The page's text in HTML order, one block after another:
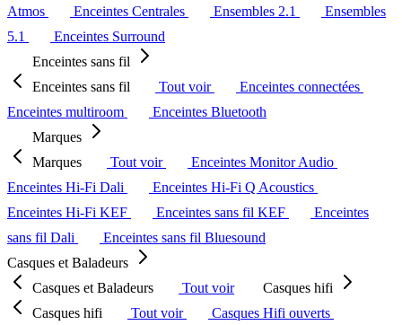
Atmos
Enceintes Centrales Ensembles 2.1
Ensembles
5.1
Enceintes Surround
Enceintes sans fil
Enceintes sans fil
Tout voir
Enceintes connectées
Enceintes multiroom
Enceintes Bluetooth
Marques
Marques
Tout voir
Enceintes Monitor Audio
Enceintes Hi-Fi Dali
Enceintes Hi-Fi Q Acoustics
Enceintes Hi-Fi KEF
Enceintes sans fil KEF
Enceintes
sans fil Dali
Enceintes sans fil Bluesound
Casques et Baladeurs
Casques et Baladeurs
Tout voir
Casques hifi
Casques hifi
Tout voir
Casques Hifi ouverts